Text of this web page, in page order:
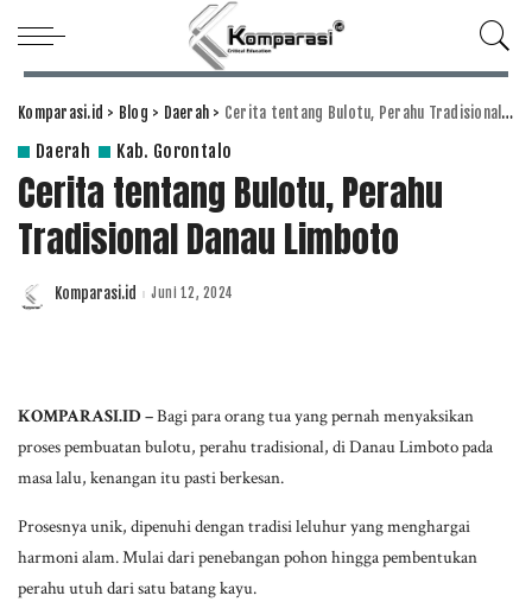
Komparasi.id > Blog > Daerah > Cerita tentang Bulotu, Perahu Tradisional Danau Limboto
Daerah Kab. Gorontalo
Cerita tentang Bulotu, Perahu
Tradisional Danau Limboto
Posted
Komparasi.id Juni 12, 2024
KOMPARASI.ID –Bagi para orang tua yang pernah menyaksikan
proses pembuatan bulotu, perahu tradisional, di Danau Limboto pada
masa lalu, kenangan itu pasti berkesan.
Prosesnya unik, dipenuhi dengan tradisi leluhur yang menghargai
harmoni alam. Mulai dari penebangan pohon hingga pembentukan
perahu utuh dari satu batang kayu.